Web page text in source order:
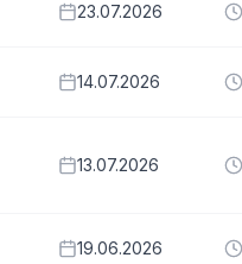
23.07.2026
14.07.2026
13.07.2026
19.06.2026